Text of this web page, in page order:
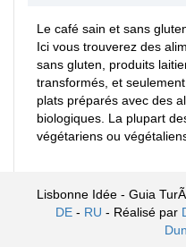
Le café sain et sans
Ici vous trouverez des
sans gluten, produits
transformés, et
plats préparés avec des
biologiques. La plupart
végétariens ou
Lisbonne Idée - Guia
DE- RU - Réalisé par